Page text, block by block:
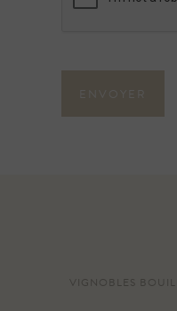
ENVOYER
VIGNOBLES